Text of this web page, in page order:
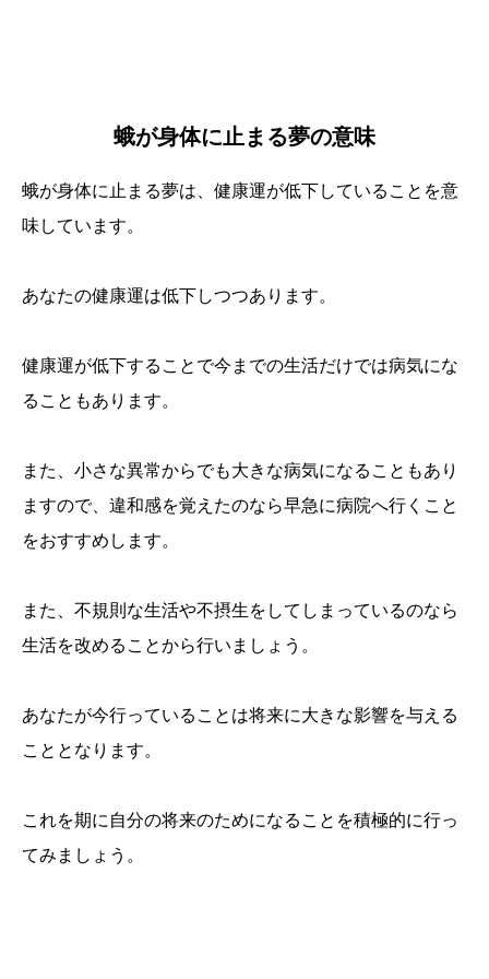
蛾が身体に止まる夢の意味
蛾が身体に止まる夢は、健康運が低下していることを意
味しています。
あなたの健康運は低下しつつあります。
健康運が低下することで今までの生活だけでは病気にな
ることもあります。
また、小さな異常からでも大きな病気になることもあり
ますので、違和感を覚えたのなら早急に病院へ行くこと
をおすすめします。
また、不規則な生活や不摂生をしてしまっているのなら
生活を改めることから行いましょう。
あなたが今行っていることは将来に大きな影響を与える
こととなります。
これを期に自分の将来のためになることを積極的に行っ
てみましょう。